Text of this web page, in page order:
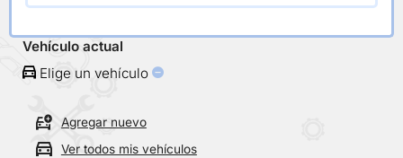
Selecciona tu vehículo
Vehículo actual
Elige un vehículo
Agregar nuevo
Ver todos mis vehículos